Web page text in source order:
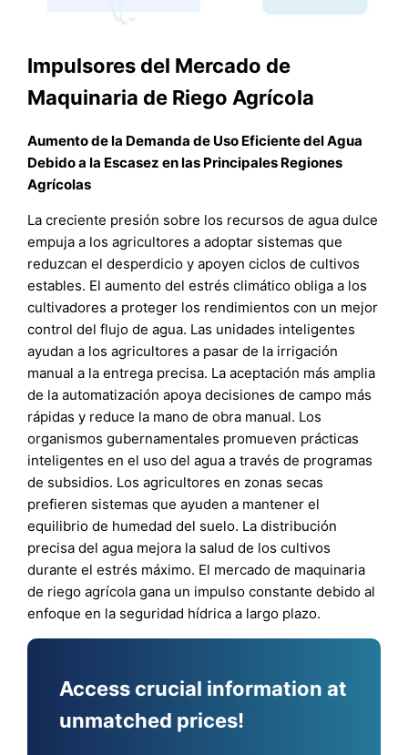
Impulsores del Mercado de
Maquinaria de Riego Agrícola
Aumento de la Demanda de Uso Eficiente del Agua
Debido a la Escasez en las Principales Regiones
Agrícolas
La creciente presión sobre los recursos de agua dulce
empuja a los agricultores a adoptar sistemas que
reduzcan el desperdicio y apoyen ciclos de cultivos
estables. El aumento del estrés climático obliga a los
cultivadores a proteger los rendimientos con un mejor
control del flujo de agua. Las unidades inteligentes
ayudan a los agricultores a pasar de la irrigación
manual a la entrega precisa. La aceptación más amplia
de la automatización apoya decisiones de campo más
rápidas y reduce la mano de obra manual. Los
organismos gubernamentales promueven prácticas
inteligentes en el uso del agua a través de programas
de subsidios. Los agricultores en zonas secas
prefieren sistemas que ayuden a mantener el
equilibrio de humedad del suelo. La distribución
precisa del agua mejora la salud de los cultivos
durante el estrés máximo. El mercado de maquinaria
de riego agrícola gana un impulso constante debido al
enfoque en la seguridad hídrica a largo plazo.
Access crucial information at
unmatched prices!